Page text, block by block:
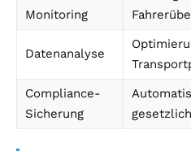
Monitoring
Datenanalyse
Compliance-
Sicherung